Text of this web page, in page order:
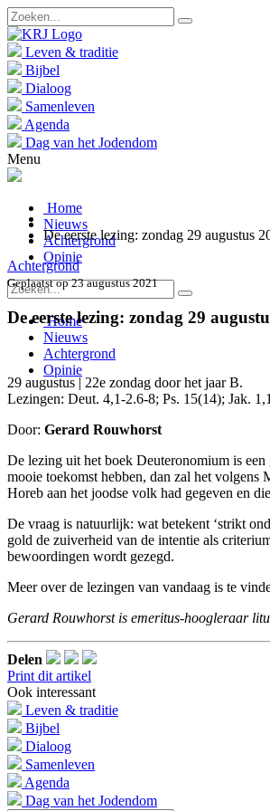
Leven & traditie
Bijbel
Dialoog
Samenleven
Agenda
Dag van het Jodendom
Menu
Home
Nieuws
Achtergrond
Opinie
Home
Nieuws
Achtergrond
Opinie
De eerste lezing: zondag 29 augustus
Achtergrond
Geplaatst op 23 augustus 2021
De eerste lezing: zondag 29
29 augustus | 22e zondag door het jaar B.
Lezingen: Deut. 4,1-2.6-8; Ps. 15(14); Jak.
Door: Gerard Rouwhorst
De lezing uit het boek Deuteronomium is
mooie toekomst hebben, dan zal het
Horeb aan het joodse volk had gegeven en
De vraag is natuurlijk: wat betekent ‘strikt
gold de zuiverheid van de intentie als
bewoordingen wordt gezegd.
Meer over de lezingen van vandaag is te
Gerard Rouwhorst is emeritus-hoogleraar
Delen
Print dit artikel
Ook interessant
Leven & traditie
Bijbel
Dialoog
Samenleven
Agenda
Dag van het Jodendom